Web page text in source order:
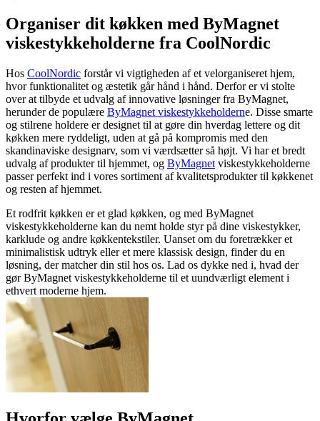
Organiser dit køkken med ByMagnet
viskestykkeholderne fra CoolNordic
Hos CoolNordic forstår vi vigtigheden af et velorganiseret hjem,
hvor funktionalitet og æstetik går hånd i hånd. Derfor er vi stolte
over at tilbyde et udvalg af innovative løsninger fra ByMagnet,
herunder de populære ByMagnet viskestykkeholderne. Disse smarte
og stilrene holdere er designet til at gøre din hverdag lettere og dit
køkken mere ryddeligt, uden at gå på kompromis med den
skandinaviske designarv, som vi værdsætter så højt. Vi har et bredt
udvalg af produkter til hjemmet, og ByMagnet viskestykkeholderne
passer perfekt ind i vores sortiment af kvalitetsprodukter til køkkenet
og resten af hjemmet.
Et rodfrit køkken er et glad køkken, og med ByMagnet
viskestykkeholderne kan du nemt holde styr på dine viskestykker,
karklude og andre køkkentekstiler. Uanset om du foretrækker et
minimalistisk udtryk eller et mere klassisk design, finder du en
løsning, der matcher din stil hos os. Lad os dykke ned i, hvad der
gør ByMagnet viskestykkeholderne til et uundværligt element i
ethvert moderne hjem.